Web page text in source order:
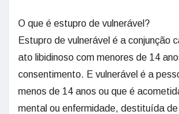
O que é estupro de vulnerável?
Estupro de vulnerável é a conjunção
ato libidinoso com menores de 14
consentimento. E vulnerável é a
menos de 14 anos ou que é
mental ou enfermidade, destituída